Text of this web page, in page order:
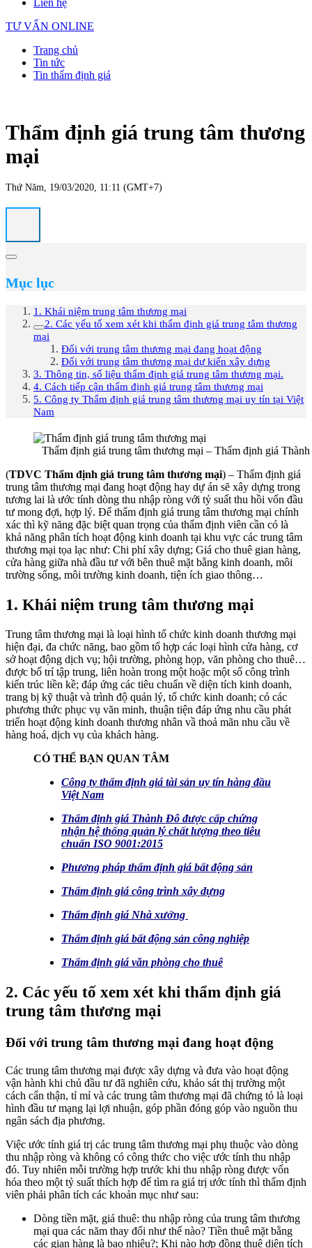
Liên hệ
TƯ VẤN ONLINE
Trang chủ
Tin tức
Tin thẩm định giá
Thẩm định giá trung tâm thương
mại
Thứ Năm, 19/03/2020, 11:11 (GMT+7)
Mục lục
1. Khái niệm trung tâm thương mại
2. Các yếu tố xem xét khi thẩm định giá trung tâm thương
mại
Đối với trung tâm thương mại đang hoạt động
Đối với trung tâm thương mại dự kiến xây dựng
3. Thông tin, số liệu thẩm định giá trung tâm thương mại.
4. Cách tiếp cận thẩm định giá trung tâm thương mại
5. Công ty Thẩm định giá trung tâm thương mại uy tín tại Việt
Nam
Thẩm định giá trung tâm thương mại – Thẩm định giá
(TDVC Thẩm định giá trung tâm thương mại) – Thẩm định giá
trung tâm thương mại đang hoạt động hay dự án sẽ xây dựng trong
tương lai là ước tính dòng thu nhập ròng với tỷ suất thu hồi vốn đầu
tư mong đợi, hợp lý. Để thẩm định giá trung tâm thương mại chính
xác thì kỹ năng đặc biệt quan trọng của thẩm định viên cần có là
khả năng phân tích hoạt động kinh doanh tại khu vực các trung tâm
thương mại tọa lạc như: Chi phí xây dựng; Giá cho thuê gian hàng,
cửa hàng giữa nhà đầu tư với bên thuê mặt bằng kinh doanh, môi
trường sống, môi trường kinh doanh, tiện ích giao thông…
1. Khái niệm trung tâm thương mại
Trung tâm thương mại là loại hình tổ chức kinh doanh thương mại
hiện đại, đa chức năng, bao gồm tổ hợp các loại hình cửa hàng, cơ
sở hoạt động dịch vụ; hội trường, phòng họp, văn phòng cho thuê…
được bố trí tập trung, liên hoàn trong một hoặc một số công trình
kiến trúc liền kề; đáp ứng các tiêu chuẩn về diện tích kinh doanh,
trang bị kỹ thuật và trình độ quản lý, tổ chức kinh doanh; có các
phương thức phục vụ văn minh, thuận tiện đáp ứng nhu cầu phát
triển hoạt động kinh doanh thương nhân vầ thoả mãn nhu cầu về
hàng hoá, dịch vụ của khách hàng.
CÓ THỂ BẠN QUAN TÂM
Công ty thẩm định giá tài sản uy tín hàng đầu
Việt Nam
Thẩm định giá Thành Đô được cấp chứng
nhận hệ thống quản lý chất lượng theo tiêu
chuẩn ISO 9001:2015
Phương pháp thẩm định giá bất động sản
Thẩm định giá công trình xây dựng
Thẩm định giá Nhà xưởng
Thẩm định giá bất động sản công nghiệp
Thẩm định giá văn phòng cho thuê
2. Các yếu tố xem xét khi thẩm định giá
trung tâm thương mại
Đối với trung tâm thương mại đang hoạt động
Các trung tâm thương mại được xây dựng và đưa vào hoạt động
vận hành khi chủ đầu tư đã nghiên cứu, khảo sát thị trường một
cách cẩn thận, tỉ mỉ và các trung tâm thương mại đã chứng tỏ là loại
hình đầu tư mạng lại lợi nhuận, góp phần đóng góp vào nguồn thu
ngân sách địa phương.
Việc ước tính giá trị các trung tâm thương mại phụ thuộc vào dòng
thu nhập ròng và không có công thức cho việc ước tính thu nhập
đó. Tuy nhiên mỗi trường hợp trước khi thu nhập ròng được vốn
hóa theo một tỷ suất thích hợp để tìm ra giá trị ước tính thì thẩm định
viên phải phân tích các khoản mục như sau:
Dòng tiền mặt, giá thuê: thu nhập ròng của trung tâm thương
mại qua các năm thay đổi như thế nào? Tiền thuê mặt bằng
các gian hàng là bao nhiêu?; Khi nào hợp đồng thuê diện tích